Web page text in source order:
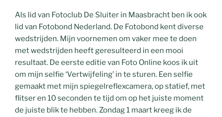
Als lid van Fotoclub De Sluiter in Maasbracht ben ik ook
lid van Fotobond Nederland. De Fotobond kent diverse
wedstrijden. Mijn voornemen om vaker mee te doen
met wedstrijden heeft geresulteerd in een mooi
resultaat. De eerste editie van Foto Online koos ik uit
om mijn selfie ‘Vertwijfeling’ in te sturen. Een selfie
gemaakt met mijn spiegelreflexcamera, op statief, met
flitser en 10 seconden te tijd om op het juiste moment
de juiste blik te hebben. Zondag 1 maart kreeg ik de